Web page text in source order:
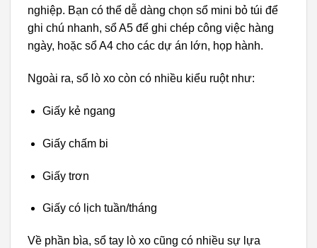
nghiệp. Bạn có thể dễ dàng chọn sổ mini bỏ túi để
ghi chú nhanh, sổ A5 để ghi chép công việc hàng
ngày, hoặc sổ A4 cho các dự án lớn, họp hành.
Ngoài ra, sổ lò xo còn có nhiều kiểu ruột như:
Giấy kẻ ngang
Giấy chấm bi
Giấy trơn
Giấy có lịch tuần/tháng
Về phần bìa, sổ tay lò xo cũng có nhiều sự lựa